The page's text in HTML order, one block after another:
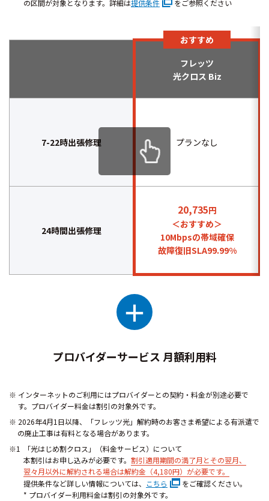
の区間が対象となります。詳細は提供条件 をご参照ください
おすすめ
フレッツ
光クロス Biz
7-22時出張修理 プランなし
24時間出張修理
20,735円
＜おすすめ＞
10Mbpsの帯域確保
故障復旧SLA99.99%
＋
プロバイダーサービス 月額利用料
インターネットのご利用にはプロバイダーとの契約・料金が別途必要で
す。プロバイダー料金は割引の対象外です。
2026年4月1日以降、「フレッツ光」解約時のお客さま希望による有派遣で
の廃止工事は有料となる場合があります。
「光はじめ割クロス」（料金サービス）について
本割引はお申し込みが必要です。 割引適用期間の満了月とその翌月、
翌々月以外に解約される場合は解約金（4,180円）が必要です。
提供条件など詳しい情報については、 こちら
をご確認ください。
* プロバイダー利用料金は割引の対象外です。